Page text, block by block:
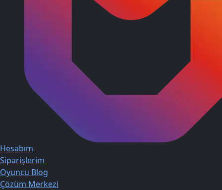
Hesabım
Siparişlerim
Oyuncu Blog
Çözüm Merkezi